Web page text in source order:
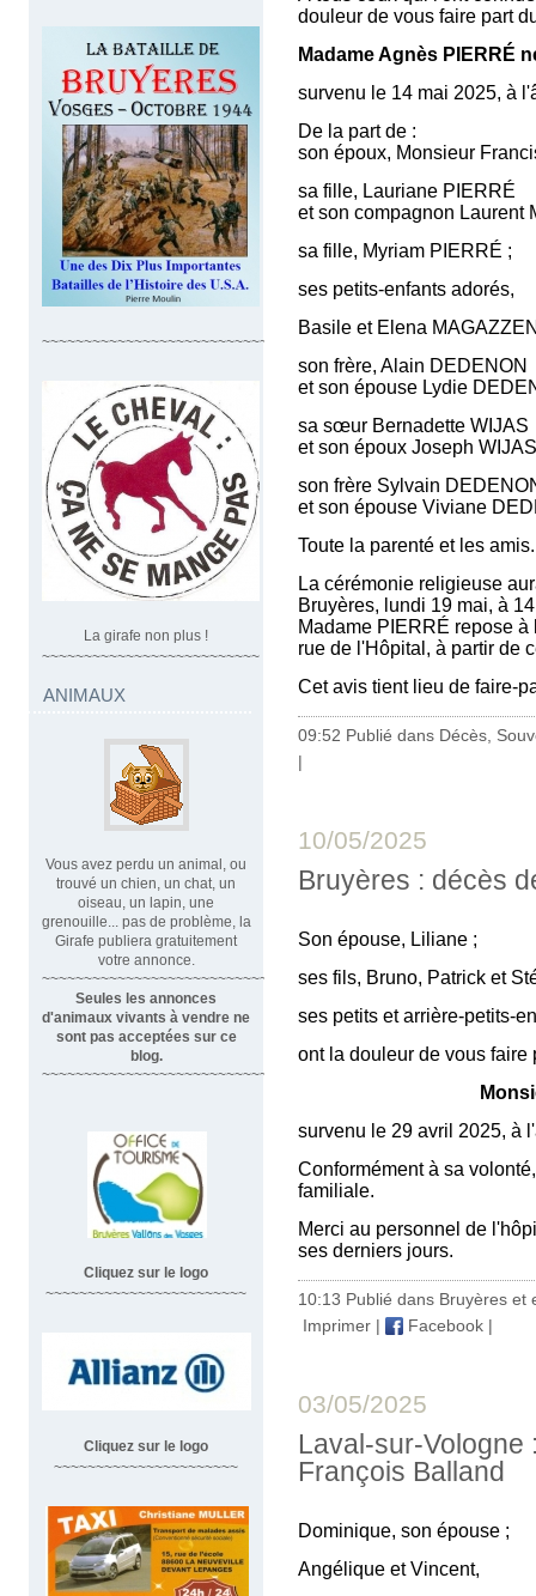
~~~~~~~~~~~~~~~~~~~~~~~~~~~~
La girafe non plus !
~~~~~~~~~~~~~~~~~~~~~~~~~~
ANIMAUX
Vous avez perdu un animal, ou
trouvé un chien, un chat, un
oiseau, un lapin, une
grenouille... pas de problème, la
Girafe publiera gratuitement
votre annonce.
~~~~~~~~~~~~~~~~~~~~~~~~~~~~
Seules les annonces
d'animaux vivants à vendre ne
sont pas acceptées sur ce
blog.
~~~~~~~~~~~~~~~~~~~~~~~~~~~~~~
Cliquez sur le logo
~~~~~~~~~~~~~~~~~~~~~~~~
Cliquez sur le logo
~~~~~~~~~~~~~~~~~~~~~~
douleur de vous faire part
MadameAgnès PIERRÉ
survenu le 14 mai 2025, à
De la part de :
son époux, Monsieur
sa fille, Lauriane PIERRÉ
et son compagnon Laurent
sa fille, Myriam PIERRÉ ;
ses petits-enfants adorés,
Basile et Elena
son frère, Alain DEDENON
et son épouse Lydie
sa sœur Bernadette WIJAS
et son époux Joseph
son frère Sylvain
et son épouse Viviane
Toute la parenté et les amis.
La cérémonie religieuse
Bruyères, lundi 19 mai, à
Madame PIERRÉ repose
rue de l'Hôpital, à partir de
Cet avis tient lieu de faire-
09:52 Publié dans Décès,
|
10/05/2025
Bruyères : décès
Son épouse, Liliane ;
ses fils, Bruno, Patrick et
ses petits et arrière-petits-
ont la douleur de vous faire
survenu le 29 avril 2025, à
Conformément à sa
familiale.
Merci au personnel de
ses derniers jours.
10:13 Publié dans Bruyères et
Imprimer | Facebook |
03/05/2025
Laval-sur-Vologne
François Balland
Dominique, son épouse ;
Angélique et Vincent,